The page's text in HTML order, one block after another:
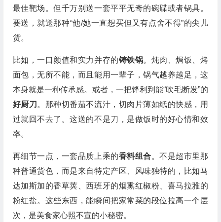
最佳靶场。但千万别送一套平平无奇的碗碟或者锅具。
要送，就送那种“他/她一直想买但又有点舍不得”的尖儿
货。
比如，一口颜值和实力并存的铸铁锅。炖肉、焗饭、烤
面包，无所不能，而且能用一辈子，锅气越养越足，这
本身就是一种传承感。或者，一把锋利到能“吹毛断发”的
好厨刀 。那种切番茄不流汁，切肉片薄如纸的快感，用
过就回不去了。这送的不是刀，是做饭时的好心情和效
率。
再细节一点，一套品质上乘的香料组合。不是超市里那
种普通货色，而是来自特定产区、风味独特的，比如马
达加斯加的香草荚、西班牙的烟熏红椒粉、喜马拉雅的
粉红盐。这些东西，能瞬间把家常菜的段位拉高一个层
次，是美食家心照不宣的小秘密。